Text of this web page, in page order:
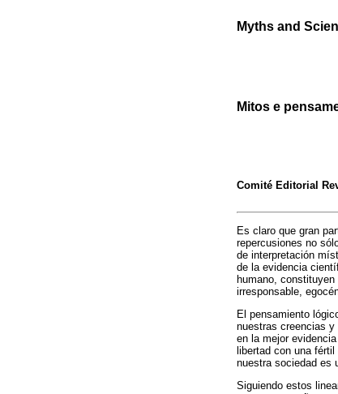
Myths and
Mitos e
Comité Editorial
Es claro que gran
repercusiones no
de interpretación
de la evidencia
humano, constituyen
irresponsable,
El pensamiento
nuestras creencias y
en la mejor
libertad con una
nuestra sociedad es
Siguiendo estos